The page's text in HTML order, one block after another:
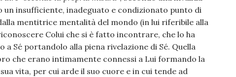
un insufficiente, inadeguato e condizionato punto di
mentitrice mentalità del mondo (in lui riferibile alla
Colui che si è fatto incontrare, che lo ha
Sé portandolo alla piena rivelazione di Sé. Quella
che erano intimamente connessi a Lui formando la
vita, per cui arde il suo cuore e in cui tende ad